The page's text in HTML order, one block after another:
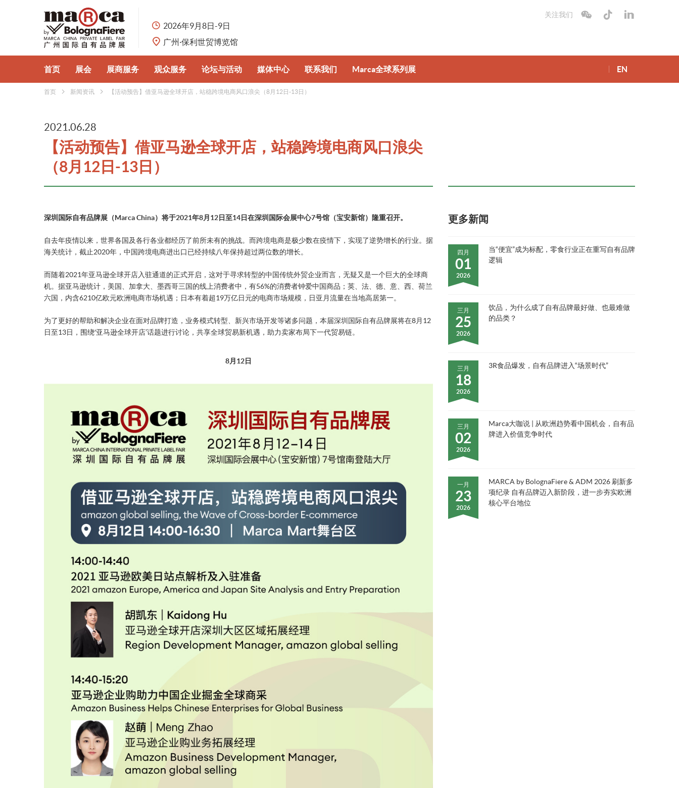
2026年9月8日-9日
广州·保利世贸博览馆
关注我们
首页 展会
展会概况
认识自有品牌
主办单位
展商服务
参展申请
为何参展
观众服务
观众预登记
展馆与交通
论坛与活动
行业论坛
媒体中心
新闻资讯
下载中心
联系我们 Marca全球系列展 EN
首页 新闻资讯 【活动预告】借亚马逊全球开店，站稳跨境电商风口浪尖（8月12日-13日）
2021.06.28
【活动预告】借亚马逊全球开店，站稳跨境电商风口浪尖
（8月12日-13日）
深圳国际自有品牌展（Marca China）将于2021年8月12日至14日在深圳国际会展中心7号馆（宝安新馆）隆重召开。
自去年疫情以来，世界各国及各行各业都经历了前所未有的挑战。而跨境电商是极少数在疫情下，实现了逆势增长的行业。据
海关统计，截止2020年，中国跨境电商进出口已经持续八年保持超过两位数的增长。
而随着2021年亚马逊全球开店入驻通道的正式开启，这对于寻求转型的中国传统外贸企业而言，无疑又是一个巨大的全球商
机。据亚马逊统计，美国、加拿大、墨西哥三国的线上消费者中，有56%的消费者钟爱中国商品；英、法、德、意、西、荷兰
六国，内含6210亿欧元欧洲电商市场机遇；日本有着超19万亿日元的电商市场规模，日亚月流量在当地高居第一。
为了更好的帮助和解决企业在面对品牌打造，业务模式转型、新兴市场开发等诸多问题，本届深圳国际自有品牌展将在8月12
日至13日，围绕'亚马逊全球开店’话题进行讨论，共享全球贸易新机遇，助力卖家布局下一代贸易链。
8月12日
更多新闻
四月
01
2026
当“便宜”成为标配，零食行业正在重写自有品牌
逻辑
三月
25
2026
饮品，为什么成了自有品牌最好做、也最难做
的品类？
三月
18
2026
3R食品爆发，自有品牌进入“场景时代”
三月
02
2026
Marca大咖说 | 从欧洲趋势看中国机会，自有品
牌进入价值竞争时代
一月
23
2026
MARCA by BolognaFiere & ADM 2026 刷新多
项纪录 自有品牌迈入新阶段，进一步夯实欧洲
核心平台地位